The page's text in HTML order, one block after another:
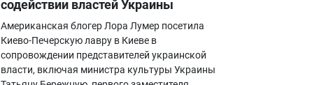
содействии властей Украины
Американская блогер Лора Лумер посетила
Киево-Печерскую лавру в Киеве в
сопровождении представителей украинской
власти, включая министра культуры Украины